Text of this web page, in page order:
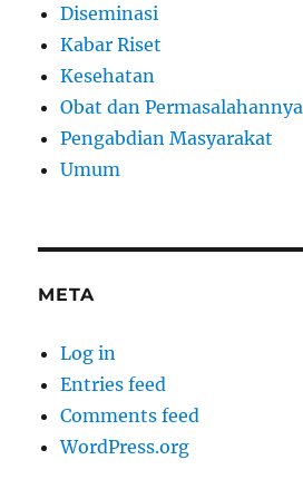
Diseminasi
Kabar Riset
Kesehatan
Obat dan Permasalahannya
Pengabdian Masyarakat
Umum
META
Log in
Entries feed
Comments feed
WordPress.org